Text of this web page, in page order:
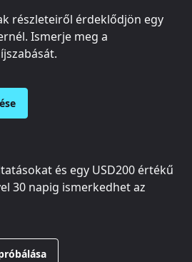
részleteiről érdeklődjön egy
Ismerje meg a
és egy USD200 értékű
30 napig ismerkedhet az